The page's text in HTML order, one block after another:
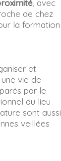
, avec
de chez
la formation
et
vie de
par le
du lieu
sont aussi
veillées